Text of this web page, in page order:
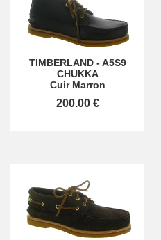
TIMBERLAND- A5S9
CHUKKA
Cuir Marron
200.00 €